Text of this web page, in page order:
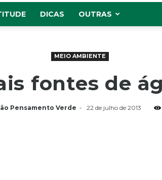
DICAS OUTRAS
MEIO AMBIENTE
fontes de
Pensamento Verde - 22 de julho de 2013